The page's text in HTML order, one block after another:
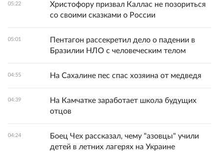
05:22
Христофору призвал Каллас не позориться
со своими сказками о России
05:01
Пентагон рассекретил дело о падении в
Бразилии НЛО с человеческим телом
04:55 На Сахалине пес спас хозяина от медведя
04:39
На Камчатке заработает школа будущих
отцов
04:24
Боец Чех рассказал, чему "азовцы" учили
детей в летних лагерях на Украине